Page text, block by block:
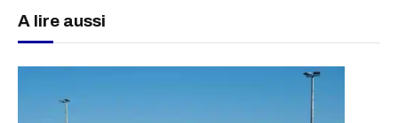
A lire aussi